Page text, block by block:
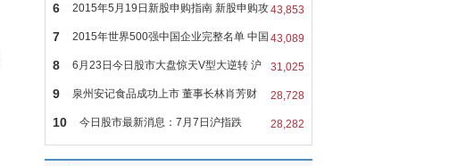
43,853
6 2015年5月19日新股申购指南 新股申购攻
43,089
7 2015年世界500强中国企业完整名单 中国
31,025
8 6月23日今日股市大盘惊天V型大逆转 沪
28,728
9 泉州安记食品成功上市 董事长林肖芳财
28,282
10 今日股市最新消息：7月7日沪指跌
1.29%